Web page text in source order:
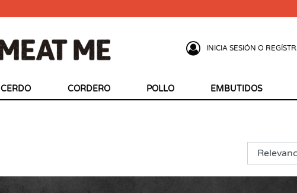
INICIA SESIÓN O
CERDO CORDERO POLLO EMBUTIDOS